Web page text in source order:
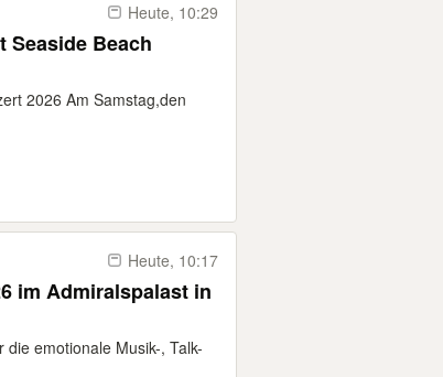
Heute, 10:29
Seaside Beach
2026 Am Samstag,den
Heute, 10:17
im Admiralspalast in
emotionale Musik-, Talk-